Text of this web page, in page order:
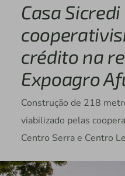
Casa
crédito na
Expoagro
Construção de 218
viabilizado pelas
Centro Serra e Centro